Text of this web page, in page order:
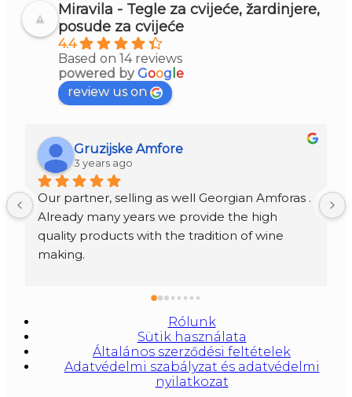
Miravila - Tegle za cvijeće, žardinjere,
posude za cvijeće
4.4
Based on 14 reviews
powered byGoog e
review us on
Gruzijske Amfore
3 years ago
Our partner, selling as well Georgian Amforas .
Already many years we provide the high
quality products with the tradition of wine
making.
litera and amounted to 1000 liters.
Rólunk
Sütik használata
Általános szerződési feltételek
Adatvédelmi szabályzat és adatvédelmi
nyilatkozat